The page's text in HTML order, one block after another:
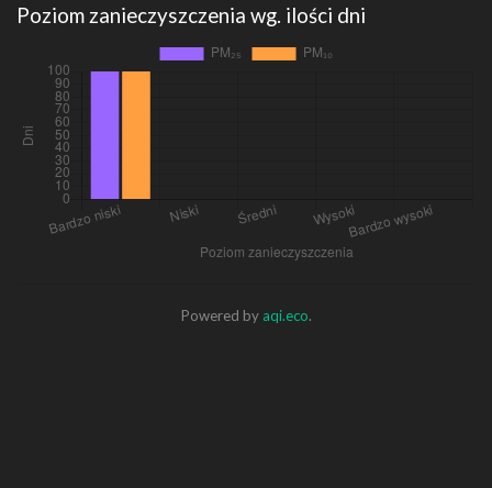
Poziom zanieczyszczenia wg. ilości dni
Powered by aqi.eco.